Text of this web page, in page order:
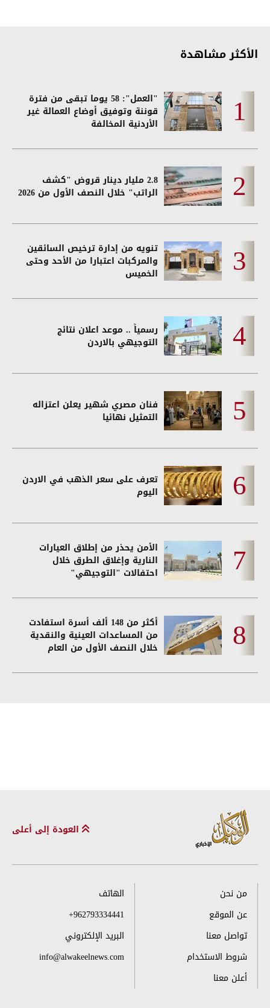
الأكثر مشاهدة
"العمل": 58 يوما تبقى من فترة
قوننة وتوفيق أوضاع العمالة غير
الأردنية المخالفة
2.8 مليار دينار قروض "كشف
الراتب" خلال النصف الأول من 2026
تنويه من إدارة ترخيص السائقين
والمركبات اعتبارا من الأحد وحتى
الخميس
رسمياً .. موعد اعلان نتائج
التوجيهي بالاردن
فنان مصري شهير يعلن اعتزاله
التمثيل نهائيا
تعرف على سعر الذهب في الاردن
اليوم
الأمن يحذر من إطلاق العيارات
النارية وإغلاق الطرق خلال
احتفالات "التوجيهي"
أكثر من 148 ألف أسرة استفادت
من المساعدات العينية والنقدية
خلال النصف الأول من العام
العودة إلى أعلى
من نحن
عن الموقع
تواصل معنا
شروط الاستخدام
أعلن معنا
الهاتف
+962793334441
البريد الإلكتروني
info@alwakeelnews.com